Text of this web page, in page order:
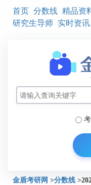
首页 分数线 精品资
研究生导师 实时资讯
金盾考研网 >分数线 >